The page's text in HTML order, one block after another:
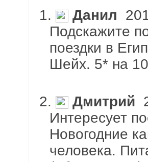
1. Данил
Подскажите
поездки в
Шейх. 5* на
2. Дмитрий
Интересует
Новогодние
человека.